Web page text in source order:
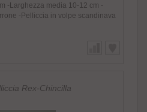
-Larghezza media 10-12 cm -
-Pelliccia in volpe scandinava
internamente -Fatto in Italia.
materiale utilizzato
di acquisto di 2 o piu’ accessori
Rex-Chincilla